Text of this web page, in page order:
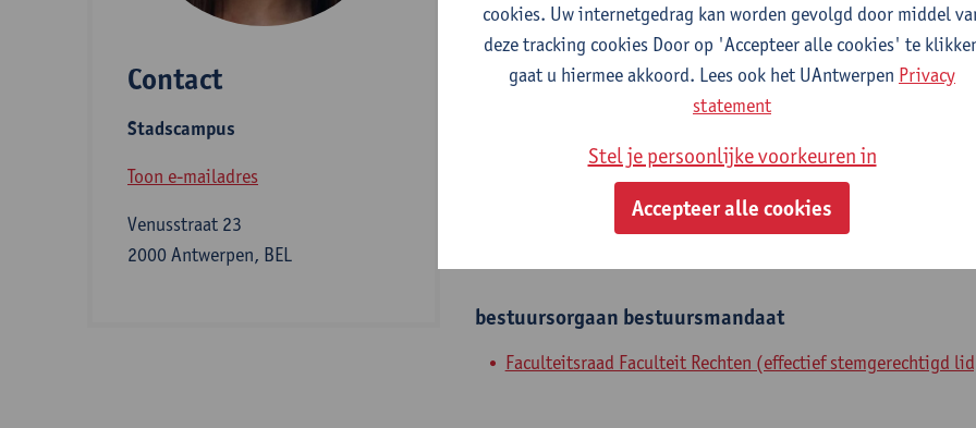
Contact
Stadscampus
Toon e-mailadres
Venusstraat 23
2000 Antwerpen, BEL
Faculteit Rechten - algemeen
Statuut & functies
Bijzonder academisch personeel
predoc mandaat FWO
bestuursorgaan bestuursmandaat
Faculteitsraad Faculteit Rechten (effectief stemgerechtigd
cookies. Uw internetgedrag kan worden gevolgd door middel
deze tracking cookies Door op 'Accepteer alle cookies' te
gaat u hiermee akkoord. Lees ook het UAntwerpen Privacy
statement
Stel je persoonlijke voorkeuren in
Accepteer alle cookies